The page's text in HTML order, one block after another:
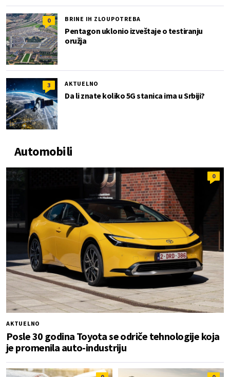
0 BRINE IH ZLOUPOTREBA
Pentagon uklonio izveštaje o testiranju
oružja
3 AKTUELNO
Da li znate koliko 5G stanica ima u Srbiji?
Automobili
0
AKTUELNO
Posle 30 godina Toyota se odriče tehnologije koja
je promenila auto-industriju